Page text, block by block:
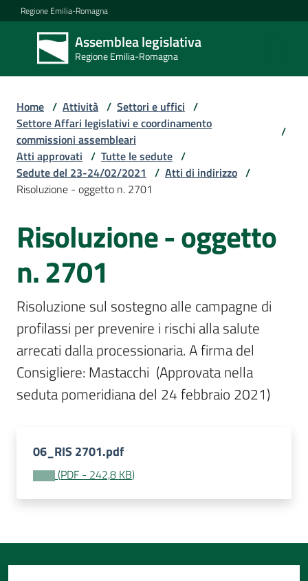
Vai al contenuto
Vai alla navigazione
Vai al footer
Regione Emilia-Romagna
Assemblea legislativa
Regione Emilia-Romagna
Assemblea
legislativa
Regione Emilia-
Assemblea
Per
i
media
Per
i
Home / Attività / Settori e uffici /
Settore Affari legislativi e coordinamento
commissioni assembleari
/
Atti approvati / Tutte le sedute /
Sedute del 23-24/02/2021 / Atti di indirizzo /
Risoluzione - oggetto n. 2701
Risoluzione - oggetto
n. 2701
Risoluzione sul sostegno alle campagne di
profilassi per prevenire i rischi alla salute
arrecati dalla processionaria. A firma del
Consigliere: Mastacchi  (Approvata nella
seduta pomeridiana del 24 febbraio 2021)
06_RIS 2701.pdf
(PDF - 242,8 KB)